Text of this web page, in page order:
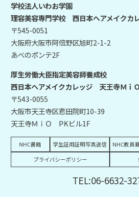
学校法人いわお学園
理容美容専門学校 西日本ヘアメイクカ
〒545-0051
大阪府大阪市阿倍野区旭町2-1-2
あべのポンテ2F
厚生労働大臣指定美容師養成校
西日本ヘアメイクカレッジ 天王寺Ｍｉ
〒543-0055
大阪市天王寺区悲田院町10-39
天王寺ＭｉＯ PKビル1F
NHC書籍 学生証用証明写真送信 NHC教員
プライバシーポリシー
TEL:06-6632-